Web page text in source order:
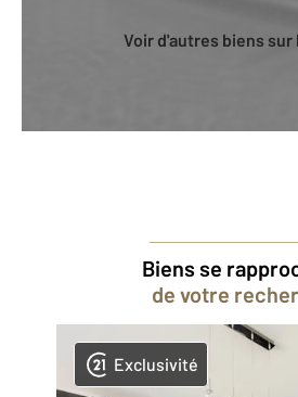
Voir d'autres biens
Biens se
de votre
Exclusivité